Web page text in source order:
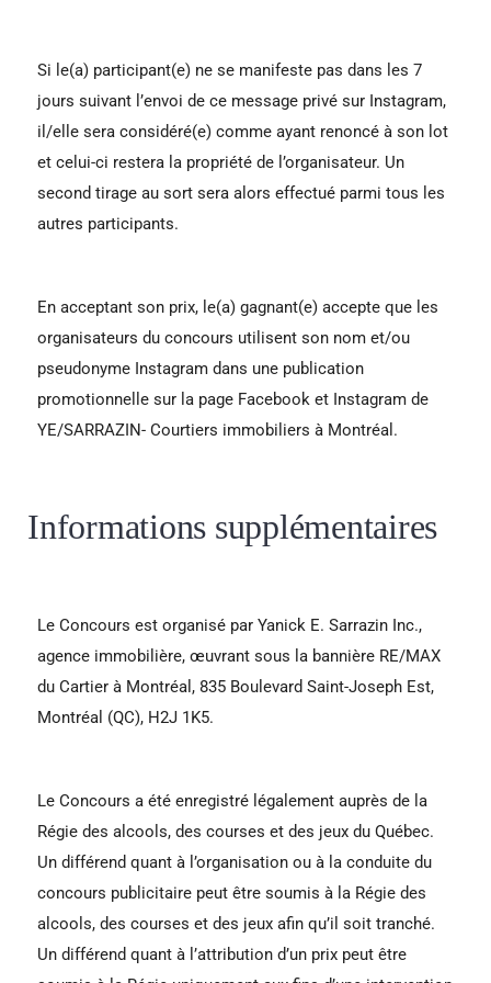
Si le(a) participant(e) ne se manifeste pas dans les 7
jours suivant l’envoi de ce message privé sur Instagram,
il/elle sera considéré(e) comme ayant renoncé à son lot
et celui-ci restera la propriété de l’organisateur. Un
second tirage au sort sera alors effectué parmi tous les
autres participants.
En acceptant son prix, le(a) gagnant(e) accepte que les
organisateurs du concours utilisent son nom et/ou
pseudonyme Instagram dans une publication
promotionnelle sur la page Facebook et Instagram de
YE/SARRAZIN- Courtiers immobiliers à Montréal.
Informations supplémentaires
Le Concours est organisé par Yanick E. Sarrazin Inc.,
agence immobilière, œuvrant sous la bannière RE/MAX
du Cartier à Montréal, 835 Boulevard Saint-Joseph Est,
Montréal (QC), H2J 1K5.
Le Concours a été enregistré légalement auprès de la
Régie des alcools, des courses et des jeux du Québec.
Un différend quant à l’organisation ou à la conduite du
concours publicitaire peut être soumis à la Régie des
alcools, des courses et des jeux afin qu’il soit tranché.
Un différend quant à l’attribution d’un prix peut être